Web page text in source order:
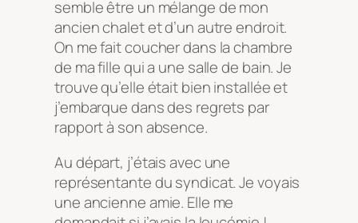
semble être un mélange de mon
ancien chalet et d’un autre endroit.
On me fait coucher dans la chambre
de ma fille qui a une salle de bain. Je
trouve qu’elle était bien installée et
j’embarque dans des regrets par
rapport à son absence.
Au départ, j’étais avec une
représentante du syndicat. Je voyais
une ancienne amie. Elle me